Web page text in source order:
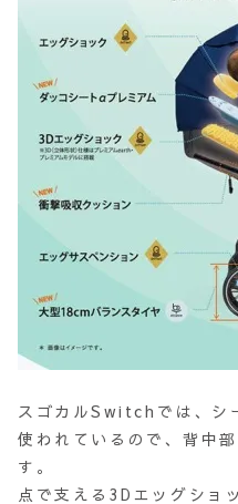
スゴカルSwitchでは、シ
使われているので、背中
す。
点で支える3Dエッグショ